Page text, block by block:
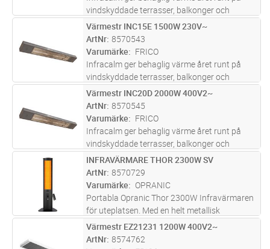
vindskyddade terrasser, balkonger och
uteserveringar. Infravärmaren skapar inget
synbart sken och är därför lämplig där
diskreta lösningar eftersträvas. Infr
ST Lägg i kundvagn
Värmestr INC15E 1500W 230V~
ArtNr 8570543
Varumärke
FRICO
Infracalm ger behaglig värme året runt på
vindskyddade terrasser, balkonger och
uteserveringar. Infravärmaren skapar inget
synbart sken och är därför lämplig där
diskreta lösningar eftersträvas. Infr
ST Lägg i kundvagn
Värmestr INC20D 2000W 400V2~
ArtNr 8570545
Varumärke
FRICO
Infracalm ger behaglig värme året runt på
vindskyddade terrasser, balkonger och
uteserveringar. Infravärmaren skapar inget
synbart sken och är därför lämplig där
diskreta lösningar eftersträvas. Infr
ST Lägg i kundvagn
INFRAVÄRMARE THOR 2300W SV
ArtNr 8570729
Varumärke
OPRANIC
Portabla Opranic Thor 2300W Infravärmaren
för uteplatsen. Med en helt metallisk
konstruktion, utrustad med IR-X teknologi,
fjärrkontroll och 9 timmars timer ger denna
ST Lägg i kundvagn
Värmestr EZ21231 1200W 400V2~
ArtNr 8574762